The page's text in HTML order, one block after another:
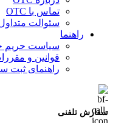
تماس با OTC
سئوالت
راهنما
سیاست
قوانین و
راهنمای ثبت
سفارش تلفنی